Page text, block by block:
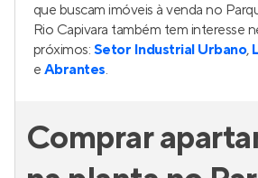
que buscam imóveis à venda no
Rio Capivara também tem interesse
próximos: Setor Industrial Urbano,
e Abrantes.
Comprar